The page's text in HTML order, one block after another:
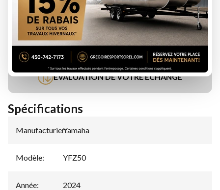
DEMANDE DE FINANCEMENT
ÉVALUATION DE VOTRE ÉCHANGE
Spécifications
Manufacturier:
Yamaha
Modèle: YFZ50
Année: 2024